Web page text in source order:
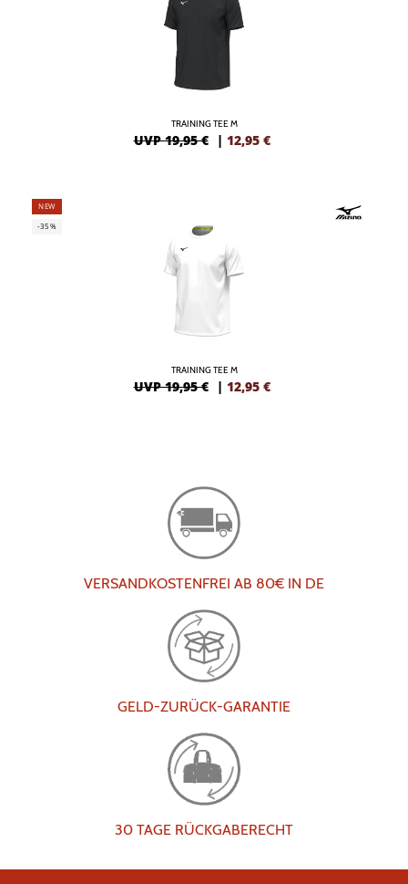
TRAINING TEE M
UVP 19,95 € | 12,95 €
NEW
-35%
TRAINING TEE M
UVP 19,95 € | 12,95 €
VERSANDKOSTENFREI AB 80€ IN DE
GELD-ZURÜCK-GARANTIE
30 TAGE RÜCKGABERECHT